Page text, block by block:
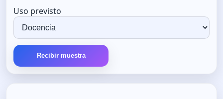
Uso previsto
Recibir muestra